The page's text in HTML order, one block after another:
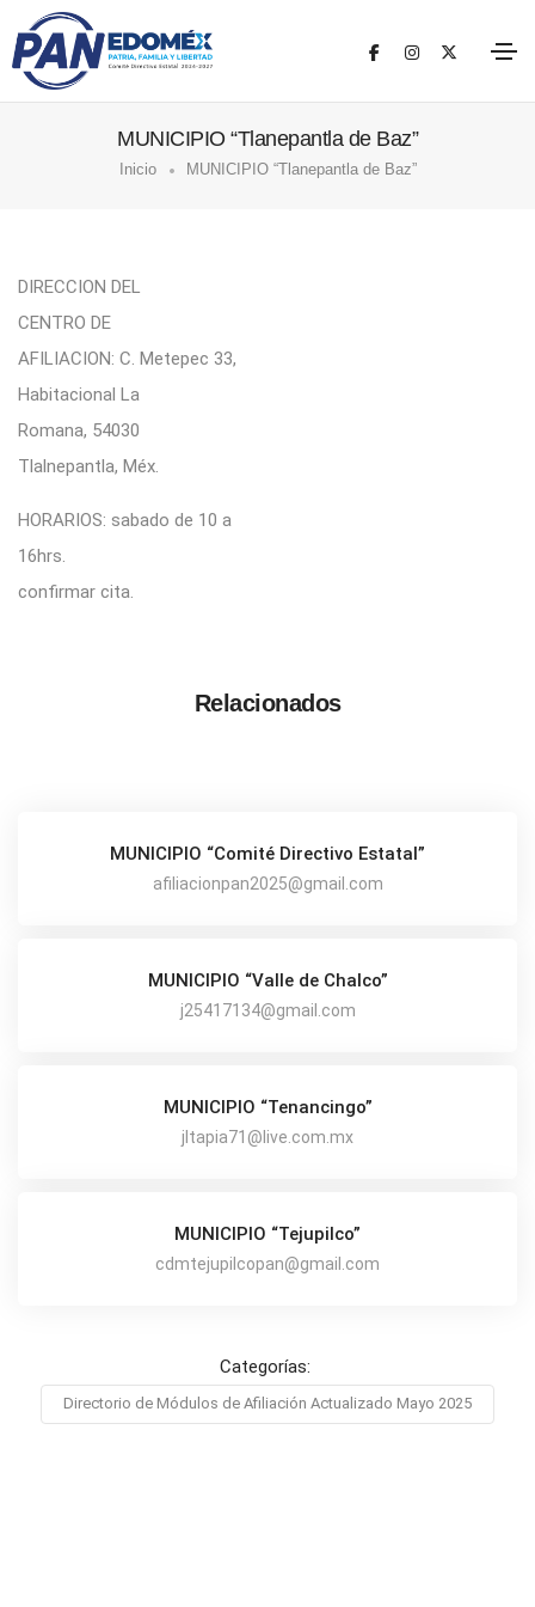
MUNICIPIO “Tlanepantla de Baz”
Inicio MUNICIPIO “Tlanepantla de Baz”
DIRECCION DEL
CENTRO DE
AFILIACION: C. Metepec 33,
Habitacional La
Romana, 54030
Tlalnepantla, Méx.
HORARIOS: sabado de 10 a
16hrs.
confirmar cita.
Relacionados
MUNICIPIO “Comité Directivo Estatal”
afiliacionpan2025@gmail.com
MUNICIPIO “Valle de Chalco”
j25417134@gmail.com
MUNICIPIO “Tenancingo”
jltapia71@live.com.mx
MUNICIPIO “Tejupilco”
cdmtejupilcopan@gmail.com
Categorías:
Directorio de Módulos de Afiliación Actualizado Mayo 2025